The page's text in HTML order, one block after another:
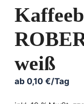
weiß
ab 0,10 €/Tag